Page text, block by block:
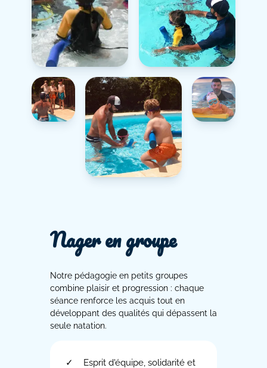
Nager en groupe
Notre pédagogie en petits groupes
combine plaisir et progression : chaque
séance renforce les acquis tout en
développant des qualités qui dépassent la
seule natation.
Esprit d'équipe, solidarité et